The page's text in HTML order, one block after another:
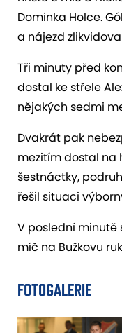
Dominka Holce.
a nájezd
Tři minuty před
dostal ke střele
nějakých sedmi
Dvakrát pak
mezitím dostal na
šestnáctky,
řešil situaci
V poslední minutě
míč na Bužkovu
FOTOGALERIE